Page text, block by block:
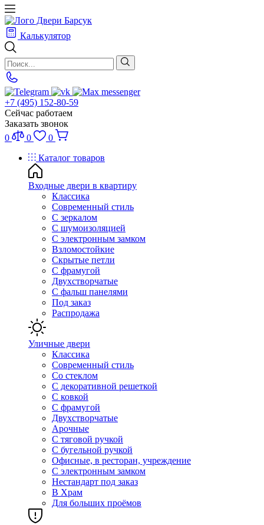
Калькулятор
+7 (495) 152-80-59
Сейчас работаем
Заказать звонок
0
0
0
Каталог товаров
Входные двери в квартиру
Классика
Современный стиль
С зеркалом
С шумоизоляцией
С электронным замком
Взломостойкие
Скрытые петли
С фрамугой
Двухстворчатые
С фальш панелями
Под заказ
Распродажа
Уличные двери
Классика
Современный стиль
Со стеклом
С декоративной решеткой
С ковкой
С фрамугой
Двухстворчатые
Арочные
С тяговой ручкой
С бугельной ручкой
Офисные, в ресторан, учреждение
С электронным замком
Нестандарт под заказ
В Храм
Для больших проёмов